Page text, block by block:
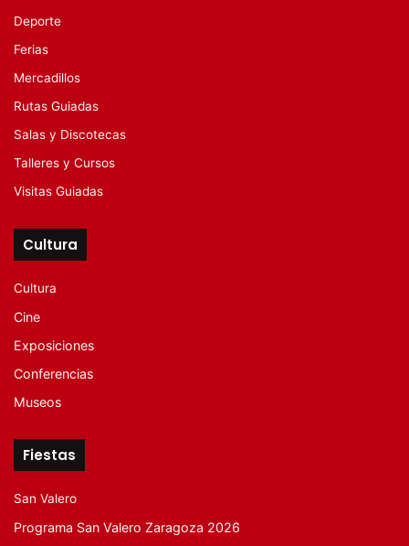
Deporte
Ferias
Mercadillos
Rutas Guiadas
Salas y Discotecas
Talleres y Cursos
Visitas Guiadas
Cultura
Cultura
Cine
Exposiciones
Conferencias
Museos
Fiestas
San Valero
Programa San Valero Zaragoza 2026